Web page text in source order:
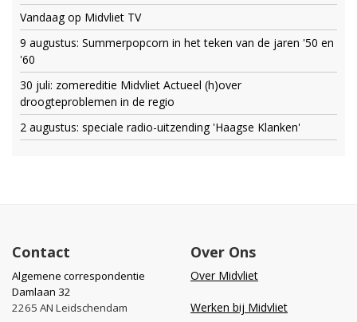
Vandaag op Midvliet TV
9 augustus: Summerpopcorn in het teken van de jaren '50 en
'60
30 juli: zomereditie Midvliet Actueel (h)over
droogteproblemen in de regio
2 augustus: speciale radio-uitzending 'Haagse Klanken'
Contact
Algemene correspondentie
Damlaan 32
2265 AN Leidschendam
Over Ons
Over Midvliet
Werken bij Midvliet